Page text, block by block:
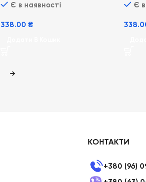
Є в наявності
338.00₴
речей
Є в
→
КОНТАКТИ
+380 (96)